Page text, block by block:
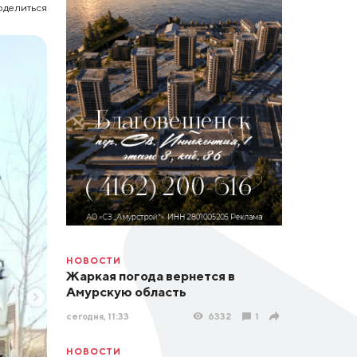
НОВОСТИ
Жаркая погода вернется в
Амурскую область
сегодня, 11:33 6332 1
НОВОСТИ